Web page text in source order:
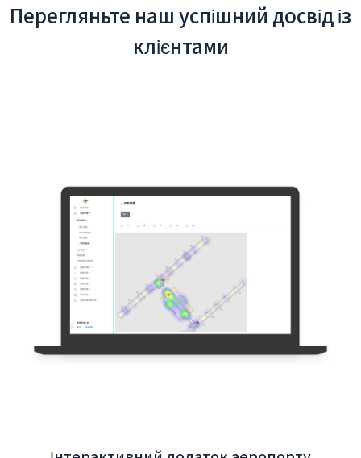
Перегляньте наш успішний досвід із
клієнтами